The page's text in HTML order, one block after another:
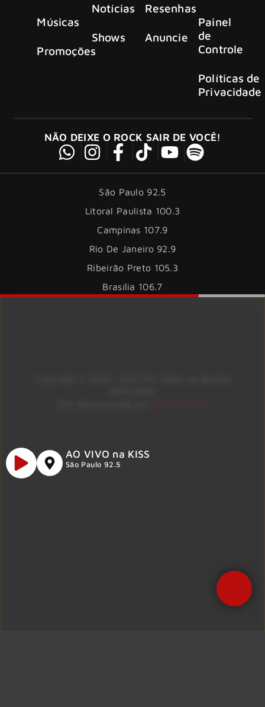
Músicas
Promoções
Notícias
Shows
Resenhas
Anuncie
Painel
de
Controle
Políticas de
Privacidade
NÃO DEIXE O ROCK SAIR DE VOCÊ!
São Paulo 92.5
Litoral Paulista 100.3
Campinas 107.9
Rio De Janeiro 92.9
Ribeirão Preto 105.3
Brasília 106.7
AO VIVO na KISS
São Paulo 92.5